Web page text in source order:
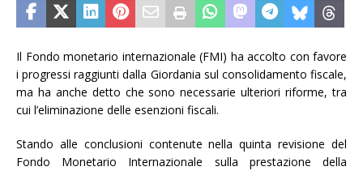
Il Fondo monetario internazionale (FMI) ha accolto con favore
i progressi raggiunti dalla Giordania sul consolidamento fiscale,
ma ha anche detto che sono necessarie ulteriori riforme, tra
cui l’eliminazione delle esenzioni fiscali.
Stando alle conclusioni contenute nella quinta revisione del
Fondo Monetario Internazionale sulla prestazione della